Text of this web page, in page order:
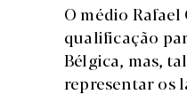
O médio
qualificação
Bélgica, mas,
representar os